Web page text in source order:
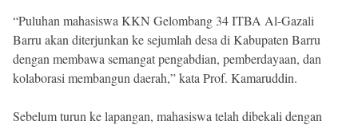
“Puluhan mahasiswa KKN Gelombang 34 ITBA Al-Gazali
Barru akan diterjunkan ke sejumlah desa di Kabupaten Barru
dengan membawa semangat pengabdian, pemberdayaan, dan
kolaborasi membangun daerah,” kata Prof. Kamaruddin.
Sebelum turun ke lapangan, mahasiswa telah dibekali dengan